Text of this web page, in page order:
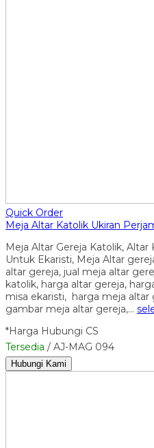
Quick Order
Meja Altar Katolik Ukiran
Meja Altar Gereja Katolik,
Untuk Ekaristi, Meja Altar
altar gereja, jual meja altar
katolik, harga altar gereja,
misa ekaristi, harga meja altar
gambar meja altar gereja,…
*Harga Hubungi CS
Tersedia / AJ-MAG 094
Hubungi Kami